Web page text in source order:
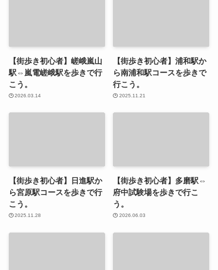
【街歩き初心者】嵯峨嵐山
駅⇔嵐電嵯峨駅を歩きで行
こう。
2026.03.14
【街歩き初心者】浦和駅か
ら南浦和駅コースを歩きで
行こう。
2025.11.21
【街歩き初心者】日進駅か
ら宮原駅コースを歩きで行
こう。
2025.11.28
【街歩き初心者】多磨駅⇔
府中試験場を歩きで行こ
う。
2026.06.03